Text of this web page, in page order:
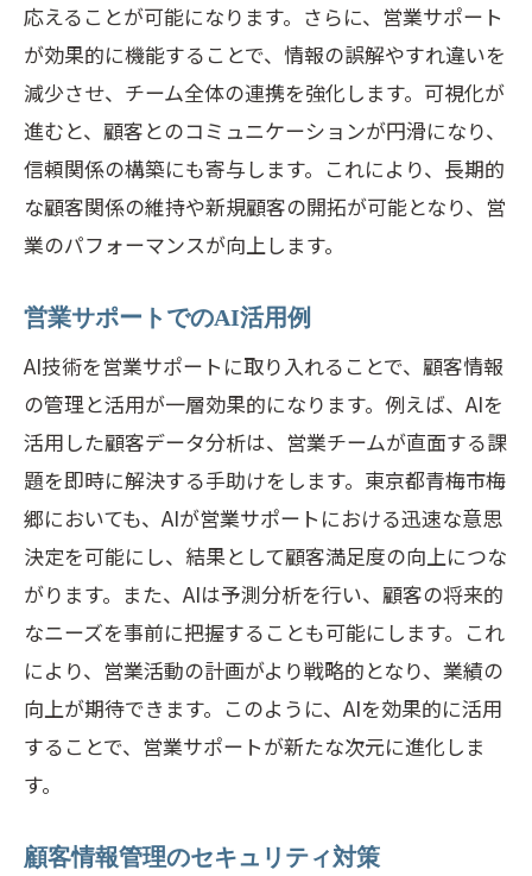
顧客情報を活かしたクロスセル戦略
営業サポートの成果を高めるためのチー
ム教育
営業サポートが顧客満足度を高めるカギとは
カスタマーエクスペリエンスの向上戦略
顧客の声を活かした製品改善
法
顧客との信頼関係構築の重要性
パーソナライズされたサービスの提供法
顧客満足度調査の効果的な活用法
営業チーム一丸で顧客情報を共有するメリッ
ト
共通の目標設定の重要性
チームでの情報共有がもたらす相乗効果
情報の一元管理による業務効率化
顧客対応の統一化による信頼構築
チームワークが営業成績を向上させる理
青梅市梅郷での営業サポートがもたらすビジ
応えることが可能になります。さらに、営業サポート
が効果的に機能することで、情報の誤解やすれ違いを
減少させ、チーム全体の連携を強化します。可視化が
進むと、顧客とのコミュニケーションが円滑になり、
信頼関係の構築にも寄与します。これにより、長期的
な顧客関係の維持や新規顧客の開拓が可能となり、営
業のパフォーマンスが向上します。
営業サポートでのAI活用例
AI技術を営業サポートに取り入れることで、顧客情報
の管理と活用が一層効果的になります。例えば、AIを
活用した顧客データ分析は、営業チームが直面する課
題を即時に解決する手助けをします。東京都青梅市梅
郷においても、AIが営業サポートにおける迅速な意思
決定を可能にし、結果として顧客満足度の向上につな
がります。また、AIは予測分析を行い、顧客の将来的
なニーズを事前に把握することも可能にします。これ
により、営業活動の計画がより戦略的となり、業績の
向上が期待できます。このように、AIを効果的に活用
することで、営業サポートが新たな次元に進化しま
す。
顧客情報管理のセキュリティ対策